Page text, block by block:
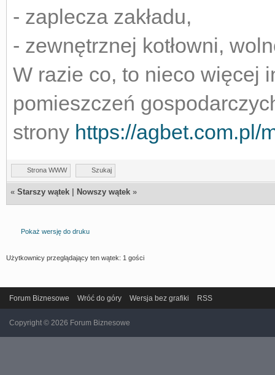
- zaplecza zakładu,
- zewnętrznej kotłowni,
W razie co, to nieco więcej
pomieszczeń
strony https://agbet.com.pl/
Strona WWW Szukaj
« Starszy wątek Nowszy wątek »
Pokaż wersję do druku
Użytkownicy przeglądający ten wątek: 1 gości
Forum Biznesowe Wróć do góry Wersja bez grafiki RSS
Copyright © 2026 Forum Biznesowe